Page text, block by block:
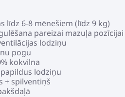
līdz 6-8 mēnešiem (līdz 9 kg)
pareizai mazuļa pozīcijai
lodziņu
pogu
kokvilna
lodziņu
+ spilventiņš